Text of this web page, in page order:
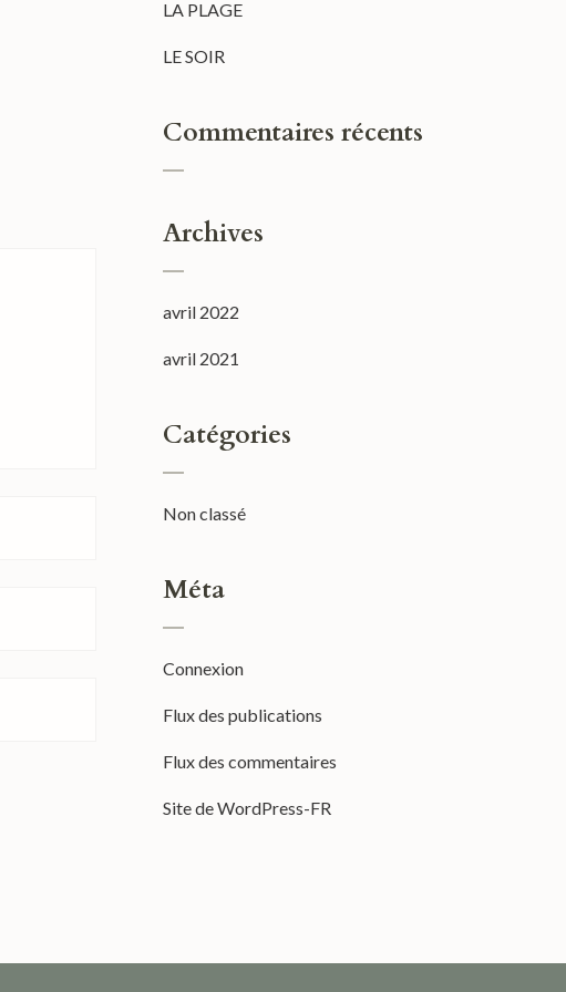
LA PLAGE
LE SOIR
Commentaires récents
Archives
avril 2022
avril 2021
Catégories
Non classé
Méta
Connexion
Flux des publications
Flux des commentaires
Site de WordPress-FR